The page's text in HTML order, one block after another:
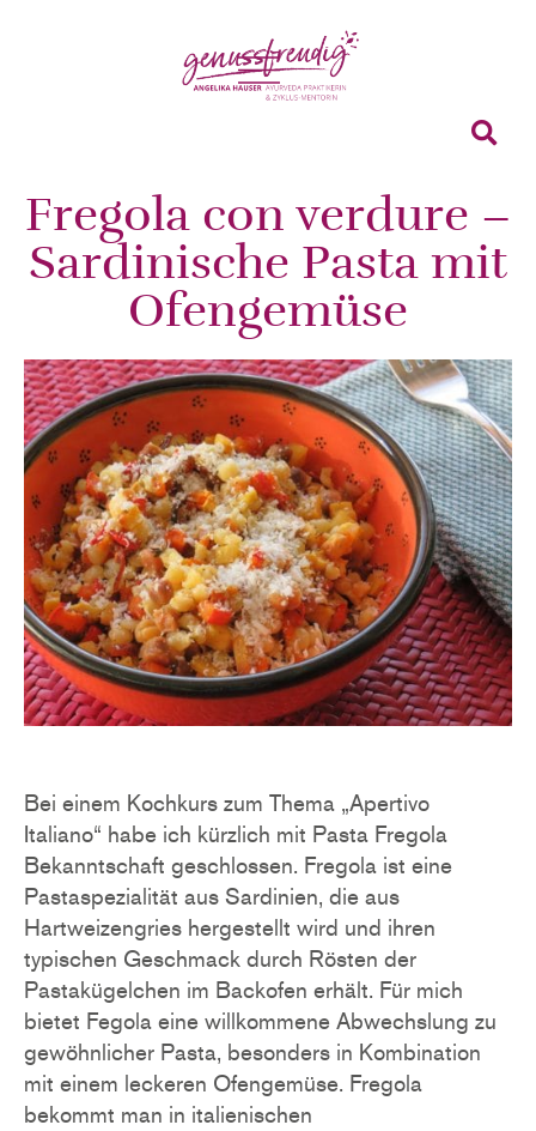
Fregola con verdure –
Sardinische Pasta mit
Ofengemüse
Bei einem Kochkurs zum Thema „Apertivo
Italiano“ habe ich kürzlich mit Pasta Fregola
Bekanntschaft geschlossen. Fregola ist eine
Pastaspezialität aus Sardinien, die aus
Hartweizengries hergestellt wird und ihren
typischen Geschmack durch Rösten der
Pastakügelchen im Backofen erhält. Für mich
bietet Fegola eine willkommene Abwechslung zu
gewöhnlicher Pasta, besonders in Kombination
mit einem leckeren Ofengemüse. Fregola
bekommt man in italienischen